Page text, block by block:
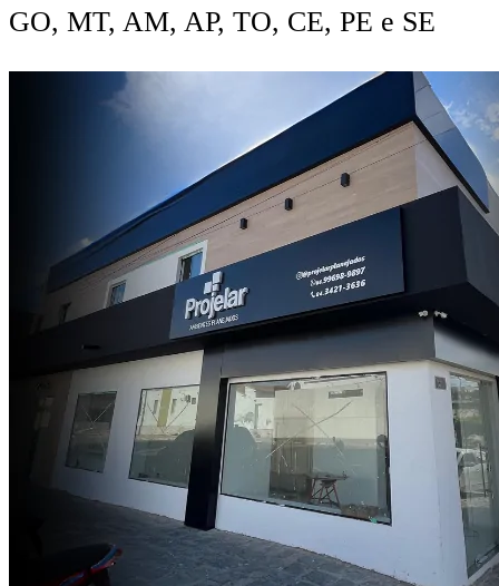
GO, MT, AM, AP, TO, CE, PE e SE